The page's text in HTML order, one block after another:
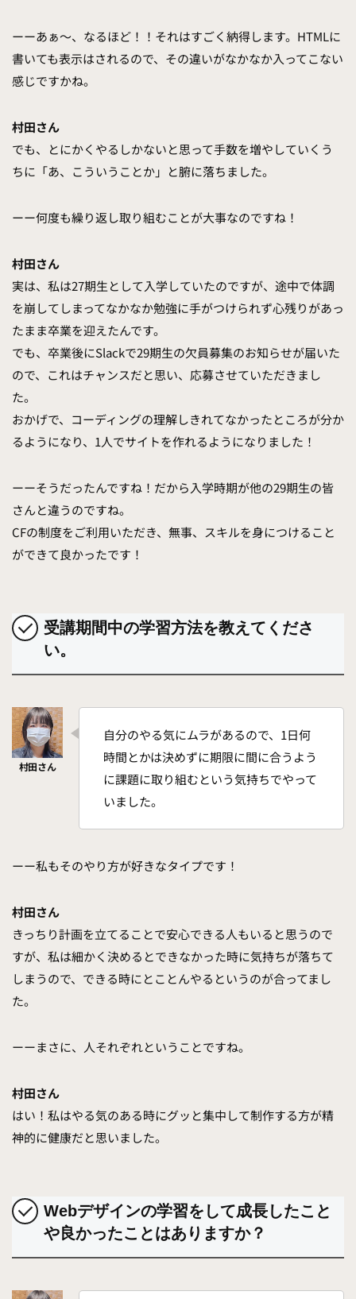
ーーあぁ〜、なるほど！！それはすごく納得します。HTMLに
書いても表示はされるので、その違いがなかなか入ってこない
感じですかね。
村田さん
でも、とにかくやるしかないと思って手数を増やしていくう
ちに「あ、こういうことか」と腑に落ちました。
ーー何度も繰り返し取り組むことが大事なのですね！
村田さん
実は、私は27期生として入学していたのですが、途中で体調
を崩してしまってなかなか勉強に手がつけられず心残りがあっ
たまま卒業を迎えたんです。
でも、卒業後にSlackで29期生の欠員募集のお知らせが届いた
ので、これはチャンスだと思い、応募させていただきまし
た。
おかげで、コーディングの理解しきれてなかったところが分か
るようになり、1人でサイトを作れるようになりました！
ーーそうだったんですね！だから入学時期が他の29期生の皆
さんと違うのですね。
CFの制度をご利用いただき、無事、スキルを身につけること
ができて良かったです！
受講期間中の学習方法を教えてくださ
い。
自分のやる気にムラがあるので、1日何
時間とかは決めずに期限に間に合うよう
に課題に取り組むという気持ちでやって
いました。
ーー私もそのやり方が好きなタイプです！
村田さん
きっちり計画を立てることで安心できる人もいると思うので
すが、私は細かく決めるとできなかった時に気持ちが落ちて
しまうので、できる時にとことんやるというのが合ってまし
た。
ーーまさに、人それぞれということですね。
村田さん
はい！私はやる気のある時にグッと集中して制作する方が精
神的に健康だと思いました。
Webデザインの学習をして成長したこと
や良かったことはありますか？